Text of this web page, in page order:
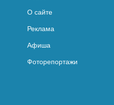
О сайте
Реклама
Афиша
Фоторепортажи